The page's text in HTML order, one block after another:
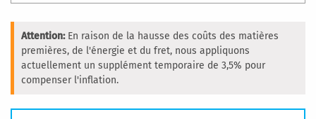
Attention:En raison de la hausse des coûts des matières
premières, de l'énergie et du fret, nous appliquons
actuellement un supplément temporaire de 3,5% pour
compenser l'inflation.